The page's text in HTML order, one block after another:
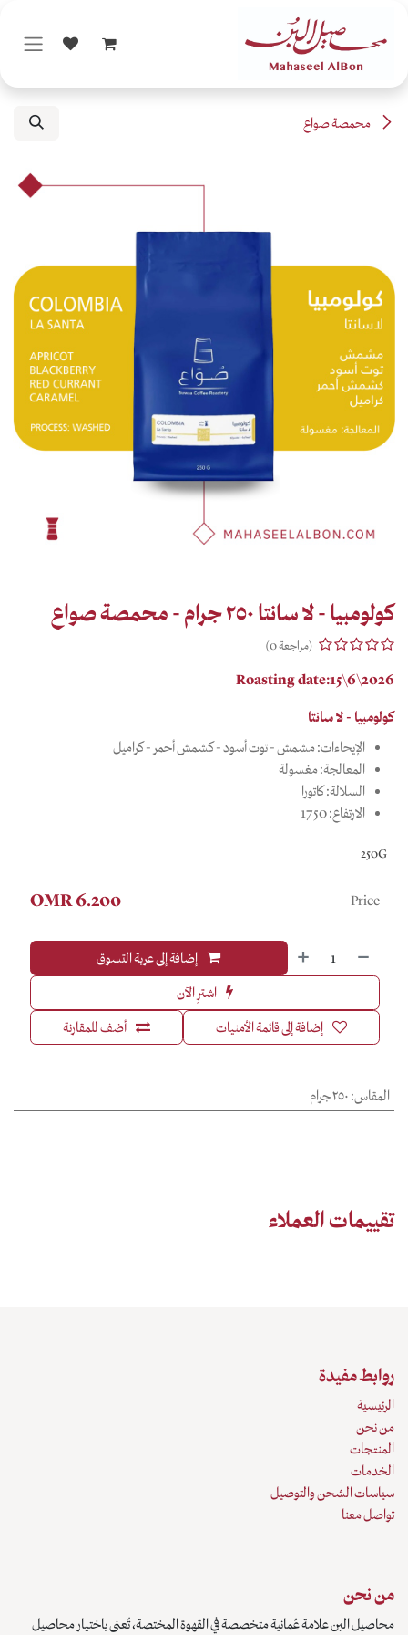
محمصة صواع
كولومبيا - لا سانتا ٢٥٠ جرام - محمصة صواع
(مراجعة 0)
Roasting date:15\6\2026
كولومبيا - لا سانتا
الإيحاءات: مشمش - توت أسود - كشمش أحمر - كراميل
المعالجة: مغسولة
السلالة: كاتورا
الارتفاع: 1750
250G
إضافة إلى عربة التسوق
اشترِ الآن
أضف للمقارنة إضافة إلى قائمة الأمنيات
Price
6.200
المقاس: ٢٥٠ جرام
تقييمات العملاء
روابط مفيدة
الرئيسية
من نحن
المنتجات
الخدمات
سياسات الشحن والتوصيل
تواصل معنا
من نحن
محاصيل البن علامة عُمانية متخصصة في القهوة المختصة، تُعنى باختيار محاصيل